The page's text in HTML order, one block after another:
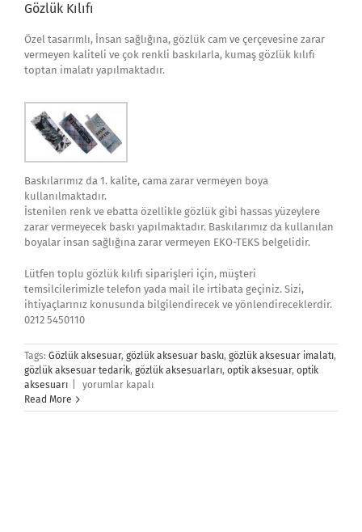
Gözlük Kılıfı
Özel tasarımlı, İnsan sağlığına, gözlük cam ve çerçevesine zarar
vermeyen kaliteli ve çok renkli baskılarla, kumaş gözlük kılıfı
toptan imalatı yapılmaktadır.
Baskılarımız da 1. kalite, cama zarar vermeyen boya
kullanılmaktadır.
İstenilen renk ve ebatta özellikle gözlük gibi hassas yüzeylere
zarar vermeyecek baskı yapılmaktadır. Baskılarımız da kullanılan
boyalar insan sağlığına zarar vermeyen EKO-TEKS belgelidir.
Lütfen toplu gözlük kılıfı siparişleri için, müşteri
temsilcilerimizle telefon yada mail ile irtibata geçiniz. Sizi,
ihtiyaçlarınız konusunda bilgilendirecek ve yönlendireceklerdir.
0212 5450110
Tags: Gözlük aksesuar, gözlük aksesuar baskı, gözlük aksesuar imalatı,
gözlük aksesuar tedarik, gözlük aksesuarları, optik aksesuar, optik
aksesuarı
Gözlük
Aksesuarları
için
yorumlar kapalı
Read More